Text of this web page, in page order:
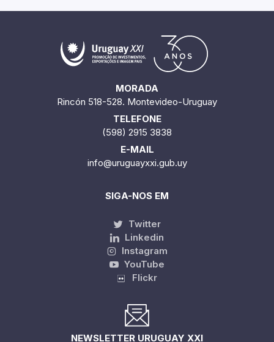
MORADA
Rincón 518-528. Montevideo-Uruguay
TELEFONE
(598) 2915 3838
E-MAIL
info@uruguayxxi.gub.uy
SIGA-NOS EM
Twitter
Linkedin
Instagram
YouTube
Flickr
NEWSLETTER URUGUAY XXI